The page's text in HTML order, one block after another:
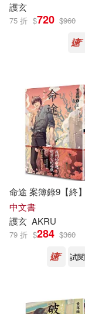
護玄
75 折 $720 $960
命途 案簿錄9【終】
中文書
護玄 AKRU
79 折 $284 $360
試閱